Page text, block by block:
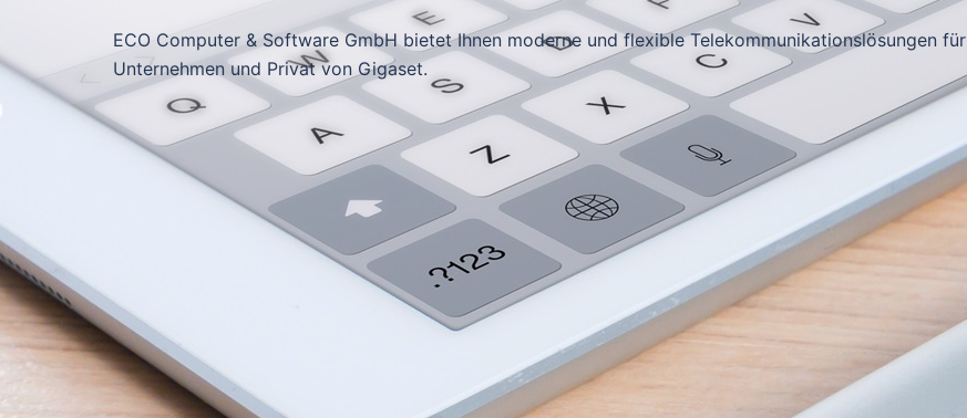
ECO Computer & Software GmbH bietet Ihnen moderne und flexible Telekommunikationslösungen für
Unternehmen und Privat von Gigaset.